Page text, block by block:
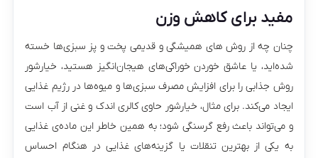
مفید برای کاهش وزن
چنان چه از روش های همیشگی و قدیمی پخت و پز سبزی‌ها خسته
شده‌اید، یا عاشق خوردن خوراکی‌های هیجان‌انگیز هستید، خیارشور
روش جذابی را برای افزایش مصرف سبزی‌ها و میوه‌ها در رژیم غذایی
ایجاد می‌کند. برای مثال، خیارشور حاوی کالری اندک و غنی از آب است
و می‌تواند باعث رفع گرسنگی شود؛ به همین خاطر این ماده‌ی غذایی
به یکی از بهترین تنقلات یا گزینه‌های غذایی در هنگام احساس